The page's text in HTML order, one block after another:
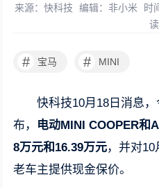
来源：快科技 编辑：非小米 时
读
# 宝马 # MINI
快科技10月18日消息
布， 电动MINI COOPER和
8万元和16.39万元，并对
老车主提供现金保价。